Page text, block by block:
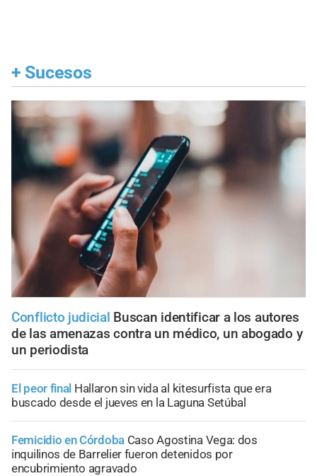
+ Sucesos
Conflicto judicial Buscan identificar a los autores
de las amenazas contra un médico, un abogado y
un periodista
El peor final Hallaron sin vida al kitesurfista que era
buscado desde el jueves en la Laguna Setúbal
Femicidio en Córdoba Caso Agostina Vega: dos
inquilinos de Barrelier fueron detenidos por
encubrimiento agravado